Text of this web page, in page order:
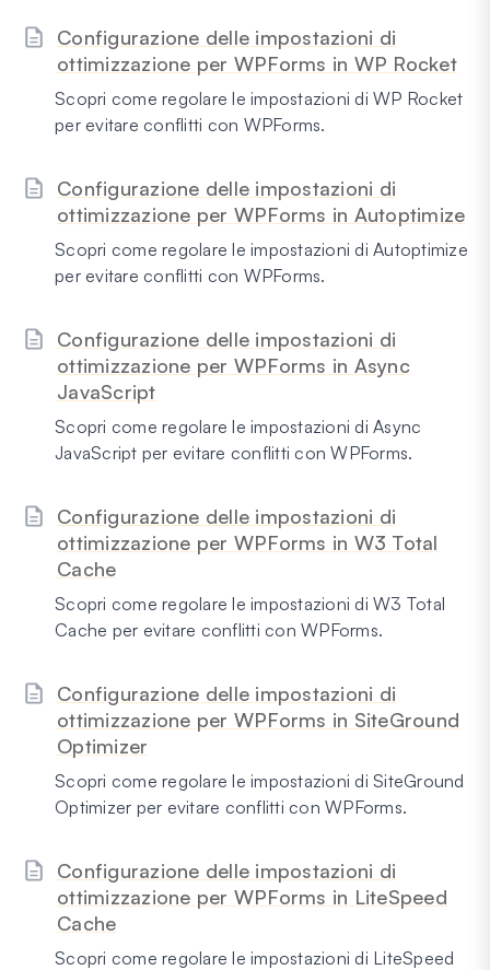
Configurazione delle impostazioni di
ottimizzazione per WPForms in WP Rocket
Scopri come regolare le impostazioni di WP Rocket
per evitare conflitti con WPForms.
Configurazione delle impostazioni di
ottimizzazione per WPForms in Autoptimize
Scopri come regolare le impostazioni di Autoptimize
per evitare conflitti con WPForms.
Configurazione delle impostazioni di
ottimizzazione per WPForms in Async
JavaScript
Scopri come regolare le impostazioni di Async
JavaScript per evitare conflitti con WPForms.
Configurazione delle impostazioni di
ottimizzazione per WPForms in W3 Total
Cache
Scopri come regolare le impostazioni di W3 Total
Cache per evitare conflitti con WPForms.
Configurazione delle impostazioni di
ottimizzazione per WPForms in SiteGround
Optimizer
Scopri come regolare le impostazioni di SiteGround
Optimizer per evitare conflitti con WPForms.
Configurazione delle impostazioni di
ottimizzazione per WPForms in LiteSpeed
Cache
Scopri come regolare le impostazioni di LiteSpeed